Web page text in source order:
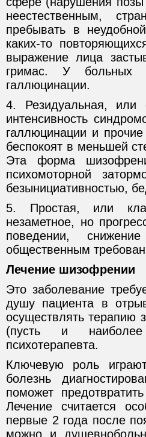
неестественным,
пребывать в
каких-то
выражение лица
гримас. У больных
галлюцинации.
4. Резидуальная,
интенсивность
галлюцинации и
беспокоят в меньшей
Эта форма
психомоторной
безынициативностью,
5. Простая, или
незаметное, но
поведении,
общественным
Лечение шизофрении
Это заболевание
душу пациента в
осуществлять терапию
(пусть и
психотерапевта.
Ключевую роль
болезнь
поможет
Лечение считается
первые 2 года после
можно и